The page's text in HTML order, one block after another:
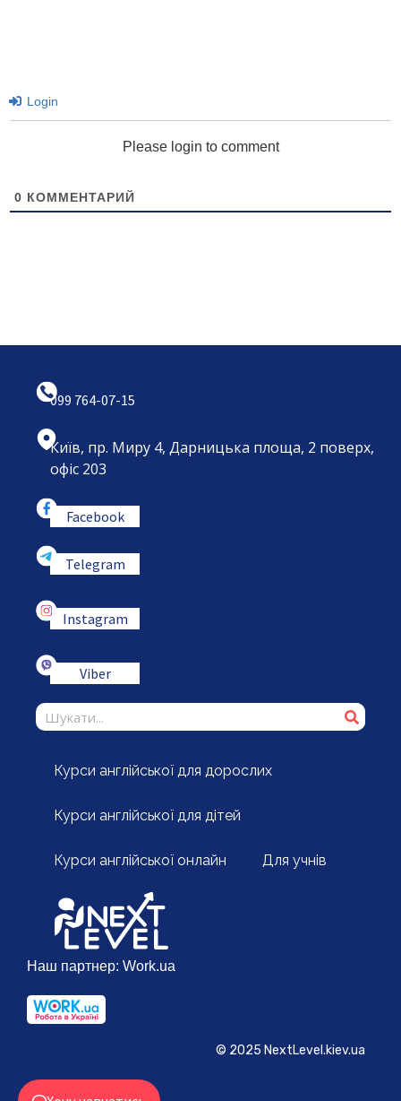
Login
Please login to comment
0 КОММЕНТАРИЙ
099 764-07-15
Київ, пр. Миру 4, Дарницька площа, 2 поверх,
офіс 203
Facebook
Telegram
Instagram
Viber
Курси англійської для дорослих
Курси англійської для дітей
Курси англійської онлайн Для учнів
Наш партнер: Work.ua
© 2025 NextLevel.kiev.ua